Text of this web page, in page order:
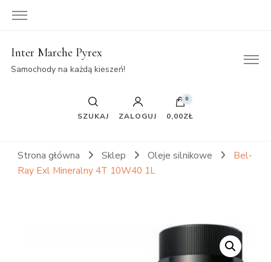
Inter Marche Pyrex
Samochody na każdą kieszeń!
SZUKAJ ZALOGUJ
0
0,00ZŁ
Strona główna Sklep Oleje silnikowe
Bel-
Ray Exl Mineralny 4T 10W40 1L